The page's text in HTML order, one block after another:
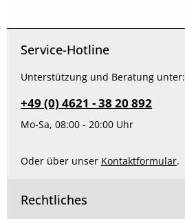
Service-Hotline
Unterstützung und Beratung unter:
+49 (0) 4621 - 38 20 892
Mo-Sa, 08:00 - 20:00 Uhr
Oder über unser Kontaktformular.
Rechtliches